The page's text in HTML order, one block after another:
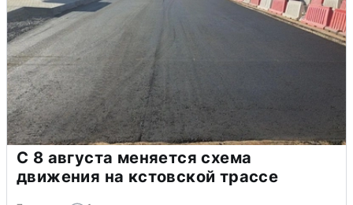
С 8 августа меняется схема
движения на кстовской трассе